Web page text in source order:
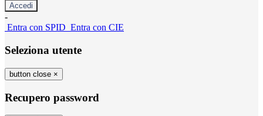
-
Entra con SPID Entra con CIE
Seleziona utente
button close ×
Recupero password